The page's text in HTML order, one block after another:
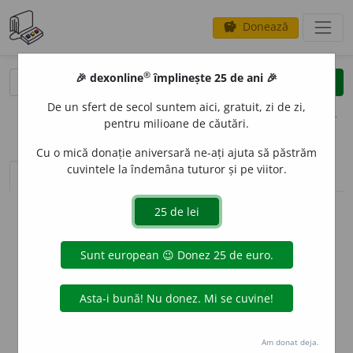
savings Donează
clear
opțiuni
sinteza definițiilor (1) definiții (9) declinări
info
Aceste definiții sunt compilate de
echipa dexonline. Definițiile
originale se află pe filadefiniții.
preferințe
🎉 dexonline® împlinește 25 de ani 🎉
De un sfert de secol suntem aici, gratuit, zi de zi,
pentru milioane de căutări.
Cu o mică donație aniversară ne-ați ajuta să păstrăm
cuvintele la îndemâna tuturor și pe viitor.
Am donat deja.